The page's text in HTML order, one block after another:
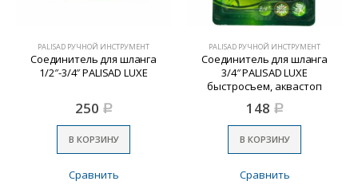
PALISAD РУЧНОЙ ИНСТРУМЕНТ
Соединитель для шланга
1/2″-3/4″ PALISAD LUXE
250 Р
В КОРЗИНУ
Сравнить
PALISAD РУЧНОЙ ИНСТРУМЕНТ
Соединитель для шланга
3/4″ PALISAD LUXE
быстросъем, аквастоп
148 Р
В КОРЗИНУ
Сравнить